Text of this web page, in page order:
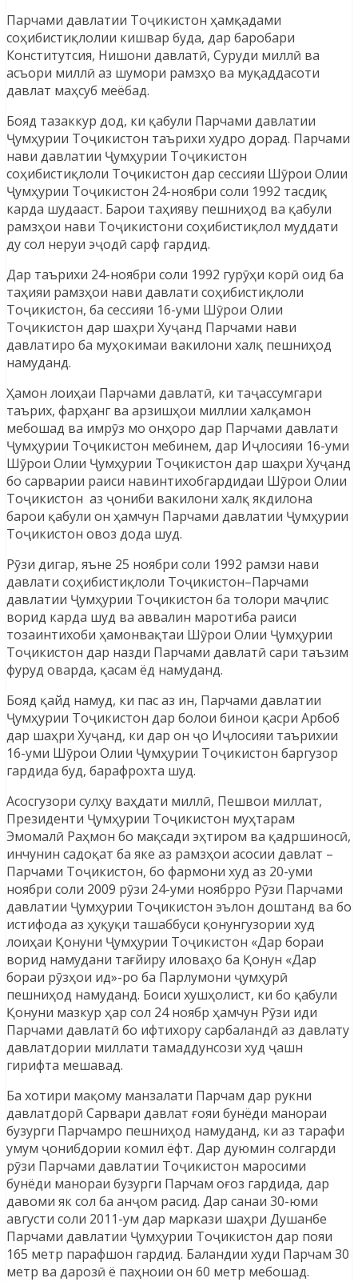
Парчами давлатии Тоҷикистон ҳамқадами
соҳибистиқлолии кишвар буда, дар баробари
Конститутсия, Нишони давлатӣ, Суруди миллӣ ва
асъори миллӣ аз шумори рамзҳо ва муқаддасоти
давлат маҳсуб меёбад.
Бояд тазаккур дод, ки қабули Парчами давлатии
Ҷумҳурии Тоҷикистон таърихи худро дорад. Парчами
нави давлатии Ҷумҳурии Тоҷикистон
соҳибистиқлоли Тоҷикистон дар сессияи Шӯрои Олии
Ҷумҳурии Тоҷикистон 24-ноябри соли 1992 тасдиқ
карда шудааст. Барои таҳияву пешниҳод ва қабули
рамзҳои нави Тоҷикистони соҳибистиқлол муддати
ду сол неруи эҷодӣ сарф гардид.
Дар таърихи 24-ноябри соли 1992 гурӯҳи корӣ оид ба
таҳияи рамзҳои нави давлати соҳибистиқлоли
Тоҷикистон, ба сессияи 16-уми Шӯрои Олии
Тоҷикистон дар шаҳри Хуҷанд Парчами нави
давлатиро ба муҳокимаи вакилони халқ пешниҳод
намуданд.
Ҳамон лоиҳаи Парчами давлатӣ, ки таҷассумгари
таърих, фарҳанг ва арзишҳои миллии халқамон
мебошад ва имрӯз мо онҳоро дар Парчами давлати
Ҷумҳурии Тоҷикистон мебинем, дар Иҷлосияи 16-уми
Шӯрои Олии Ҷумҳурии Тоҷикистон дар шаҳри Хуҷанд
бо сарварии раиси навинтихобгардидаи Шӯрои Олии
Тоҷикистон аз ҷониби вакилони халқ якдилона
барои қабули он ҳамчун Парчами давлатии Ҷумҳурии
Тоҷикистон овоз дода шуд.
Рӯзи дигар, яъне 25 ноябри соли 1992 рамзи нави
давлати соҳибистиқлоли Тоҷикистон–Парчами
давлатии Ҷумҳурии Тоҷикистон ба толори маҷлис
ворид карда шуд ва аввалин маротиба раиси
тозаинтихоби ҳамонвақтаи Шӯрои Олии Ҷумҳурии
Тоҷикистон дар назди Парчами давлатӣ сари таъзим
фуруд оварда, қасам ёд намуданд.
Бояд қайд намуд, ки пас аз ин, Парчами давлатии
Ҷумҳурии Тоҷикистон дар болои бинои қасри Арбоб
дар шаҳри Хуҷанд, ки дар он ҷо Иҷлосияи таърихии
16-уми Шӯрои Олии Ҷумҳурии Тоҷикистон баргузор
гардида буд, барафрохта шуд.
Асосгузори сулҳу ваҳдати миллӣ, Пешвои миллат,
Президенти Ҷумҳурии Тоҷикистон муҳтарам
Эмомалӣ Раҳмон бо мақсади эҳтиром ва қадршиносӣ,
инчунин садоқат ба яке аз рамзҳои асосии давлат –
Парчами Тоҷикистон, бо фармони худ аз 20-уми
ноябри соли 2009 рӯзи 24-уми ноябрро Рӯзи Парчами
давлатии Ҷумҳурии Тоҷикистон эълон доштанд ва бо
истифода аз ҳуқуқи ташаббуси қонунгузории худ
лоиҳаи Қонуни Ҷумҳурии Тоҷикистон «Дар бораи
ворид намудани тағйиру иловаҳо ба Қонун «Дар
бораи рӯзҳои ид»-ро ба Парлумони ҷумҳурӣ
пешниҳод намуданд. Боиси хушҳолист, ки бо қабули
Қонуни мазкур ҳар сол 24 ноябр ҳамчун Рӯзи иди
Парчами давлатӣ бо ифтихору сарбаландӣ аз давлату
давлатдории миллати тамаддунсози худ ҷашн
гирифта мешавад.
Ба хотири мақому манзалати Парчам дар рукни
давлатдорӣ Сарвари давлат ғояи бунёди манораи
бузурги Парчамро пешниҳод намуданд, ки аз тарафи
умум ҷонибдории комил ёфт. Дар дуюмин солгарди
рӯзи Парчами давлатии Тоҷикистон маросими
бунёди манораи бузурги Парчам оғоз гардида, дар
давоми як сол ба анҷом расид. Дар санаи 30-юми
августи соли 2011-ум дар маркази шаҳри Душанбе
Парчами давлатии Ҷумҳурии Тоҷикистон дар пояи
165 метр парафшон гардид. Баландии худи Парчам 30
метр ва дарозӣ ё паҳноии он 60 метр мебошад.